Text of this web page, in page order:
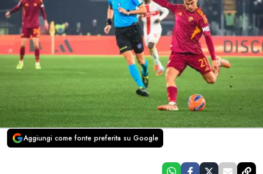
Aggiungi come fonte preferita su Google